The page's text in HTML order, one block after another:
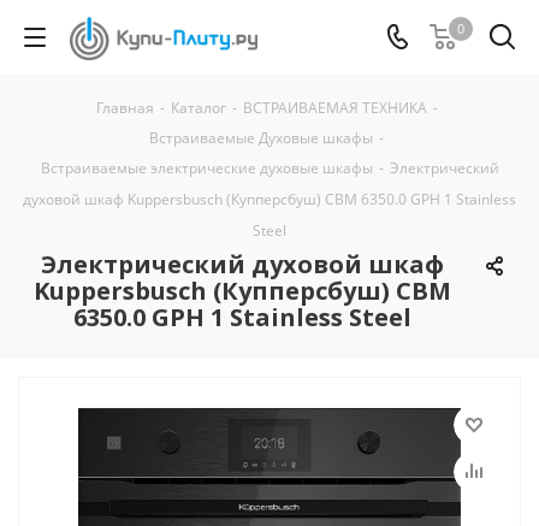
0
Главная - Каталог - ВСТРАИВАЕМАЯ ТЕХНИКА -
Встраиваемые Духовые шкафы -
Встраиваемые электрические духовые шкафы - Электрический
духовой шкаф Kuppersbusch (Купперсбуш) CBM 6350.0 GPH 1 Stainless
Steel
Электрический духовой шкаф
Kuppersbusch (Купперсбуш) CBM
6350.0 GPH 1 Stainless Steel